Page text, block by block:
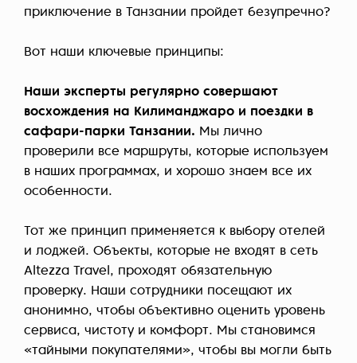
приключение в Танзании пройдет безупречно?
Вот наши ключевые принципы:
Наши эксперты регулярно совершают
восхождения на Килиманджаро и поездки в
сафари-парки Танзании. Мы лично
проверили все маршруты, которые используем
в наших программах, и хорошо знаем все их
особенности.
Тот же принцип применяется к выбору отелей
и лоджей. Объекты, которые не входят в сеть
Altezza Travel, проходят обязательную
проверку. Наши сотрудники посещают их
анонимно, чтобы объективно оценить уровень
сервиса, чистоту и комфорт. Мы становимся
«тайными покупателями», чтобы вы могли быть